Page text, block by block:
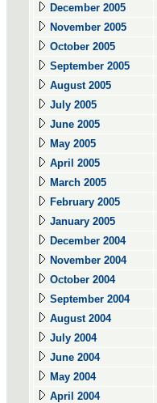
December 2005
November 2005
October 2005
September 2005
August 2005
July 2005
June 2005
May 2005
April 2005
March 2005
February 2005
January 2005
December 2004
November 2004
October 2004
September 2004
August 2004
July 2004
June 2004
May 2004
April 2004